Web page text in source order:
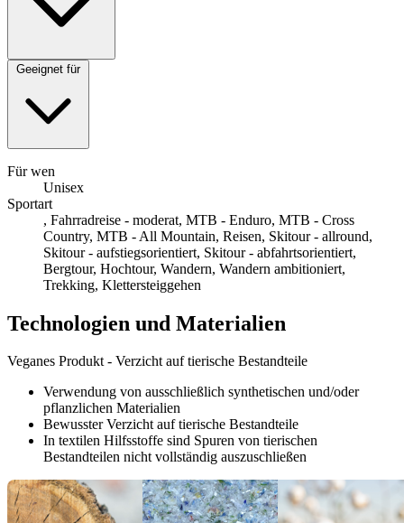
Geeignet für
Für wen
Unisex
Sportart
, Fahrradreise - moderat, MTB - Enduro, MTB - Cross
Country, MTB - All Mountain, Reisen, Skitour - allround,
Skitour - aufstiegsorientiert, Skitour - abfahrtsorientiert,
Bergtour, Hochtour, Wandern, Wandern ambitioniert,
Trekking, Klettersteiggehen
Technologien und Materialien
Veganes Produkt - Verzicht auf tierische Bestandteile
Verwendung von ausschließlich synthetischen und/oder
pflanzlichen Materialien
Bewusster Verzicht auf tierische Bestandteile
In textilen Hilfsstoffe sind Spuren von tierischen
Bestandteilen nicht vollständig auszuschließen